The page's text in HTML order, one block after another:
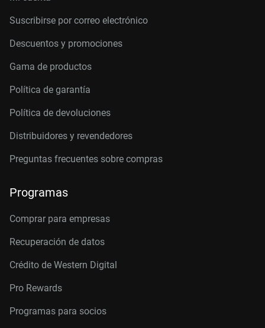
Suscribirse por correo electrónico
Descuentos y promociones
Gama de productos
Política de garantía
Política de devoluciones
Distribuidores y revendedores
Preguntas frecuentes sobre compras
Programas
Comprar para empresas
Recuperación de datos
Crédito de Western Digital
Pro Rewards
Programas para socios